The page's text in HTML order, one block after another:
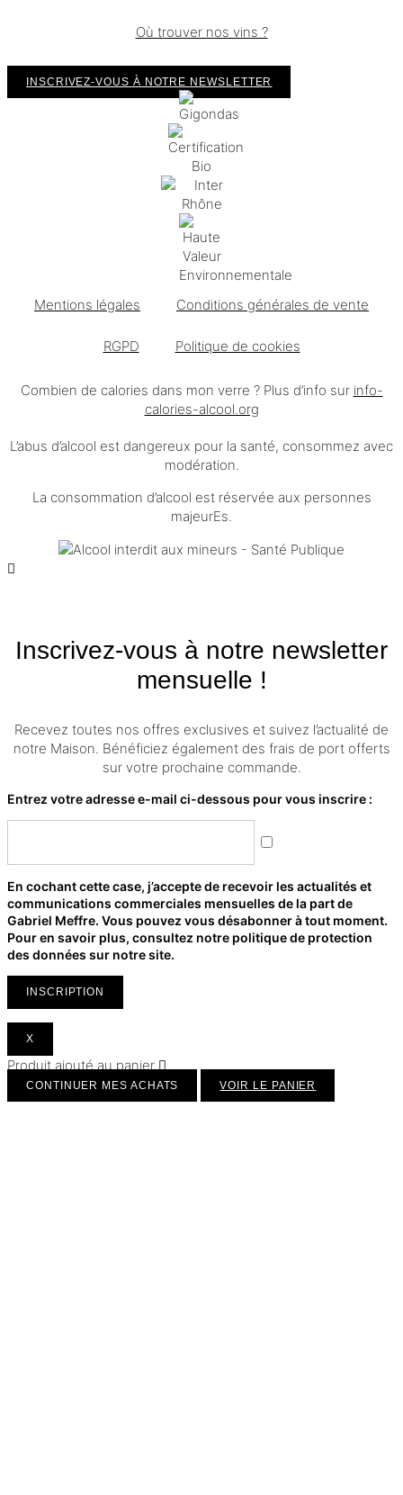
Où trouver nos vins ?
INSCRIVEZ-VOUS À NOTRE NEWSLETTER
Mentions légales Conditions générales de vente
RGPD Politique de cookies
Combien de calories dans mon verre ? Plus d’info sur info-
calories-alcool.org
L’abus d’alcool est dangereux pour la santé, consommez avec
modération.
La consommation d’alcool est réservée aux personnes
majeurEs.
Inscrivez-vous à notre newsletter
mensuelle !
Recevez toutes nos offres exclusives et suivez l’actualité de
notre Maison. Bénéficiez également des frais de port offerts
sur votre prochaine commande.
Entrez votre adresse e-mail ci-dessous pour vous inscrire :
En cochant cette case, j’accepte de recevoir les actualités et
communications commerciales mensuelles de la part de
Gabriel Meffre. Vous pouvez vous désabonner à tout moment.
Pour en savoir plus, consultez notre politique de protection
des données sur notre site.
INSCRIPTION
X
Produit ajouté au panier
CONTINUER MES ACHATS VOIR LE PANIER